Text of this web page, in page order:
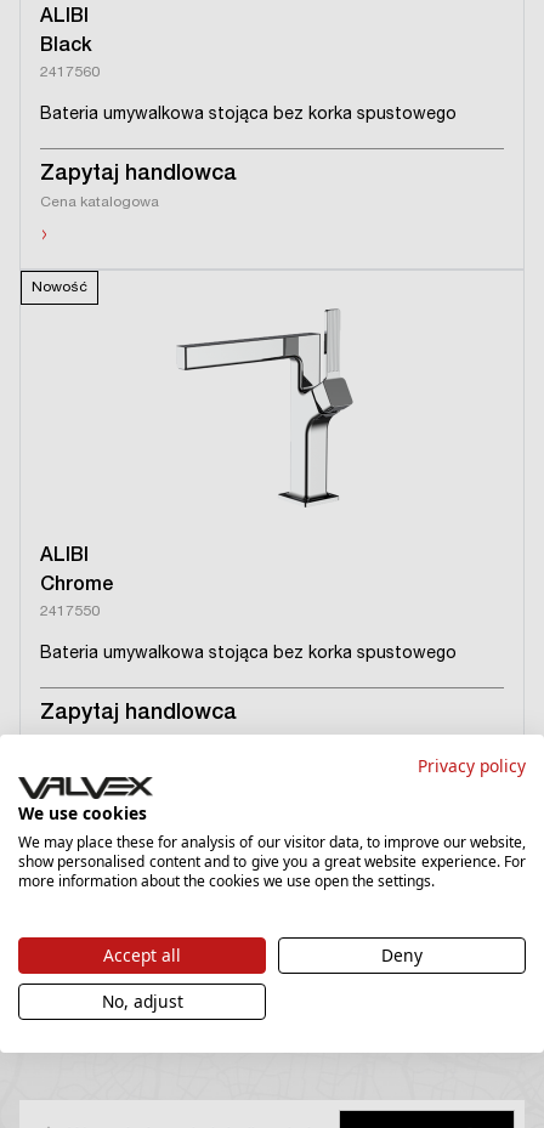
ALIBI
Black
2417560
Bateria umywalkowa stojąca bez korka spustowego
Zapytaj handlowca
Cena katalogowa
›
Nowość
ALIBI
Chrome
2417550
Bateria umywalkowa stojąca bez korka spustowego
Zapytaj handlowca
›
Znajdź sklep lub przedstawiciela
w Twojej okolicy
Privacy policy
We use cookies
We may place these for analysis of our visitor data, to improve our website,
show personalised content and to give you a great website experience. For
more information about the cookies we use open the settings.
Accept all
Deny
No, adjust